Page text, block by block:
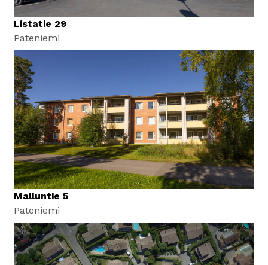
Listatie 29
Pateniemi
Malluntie 5
Pateniemi